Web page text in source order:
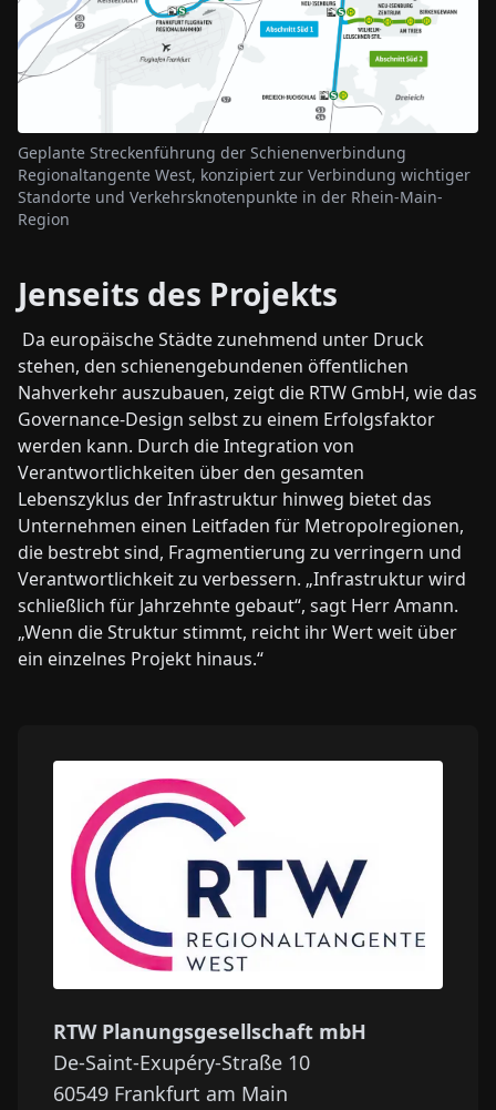
Geplante Streckenführung der Schienenverbindung
Regionaltangente West, konzipiert zur Verbindung wichtiger
Standorte und Verkehrsknotenpunkte in der Rhein-Main-
Region
Jenseits des Projekts
Da europäische Städte zunehmend unter Druck
stehen, den schienengebundenen öffentlichen
Nahverkehr auszubauen, zeigt die RTW GmbH, wie das
Governance-Design selbst zu einem Erfolgsfaktor
werden kann. Durch die Integration von
Verantwortlichkeiten über den gesamten
Lebenszyklus der Infrastruktur hinweg bietet das
Unternehmen einen Leitfaden für Metropolregionen,
die bestrebt sind, Fragmentierung zu verringern und
Verantwortlichkeit zu verbessern. „Infrastruktur wird
schließlich für Jahrzehnte gebaut“, sagt Herr Amann.
„Wenn die Struktur stimmt, reicht ihr Wert weit über
ein einzelnes Projekt hinaus.“
RTW Planungsgesellschaft mbH
De-Saint-Exupéry-Straße 10
60549 Frankfurt am Main